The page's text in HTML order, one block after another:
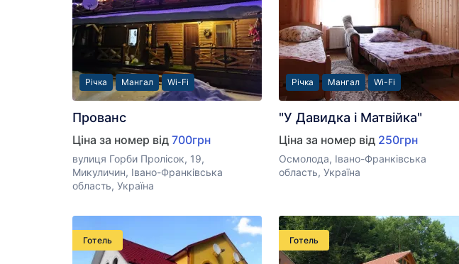
Річка Мангал Wi-Fi
Прованс
Ціна за номер від 700грн
вулиця Горби Пролісок, 19,
Микуличин, Івано-Франківська
область, Україна
Річка Мангал Wi-Fi
"У Давидка і Матвійка"
Ціна за номер від 250грн
Осмолода, Івано-Франківська
область, Україна
Готель Готель